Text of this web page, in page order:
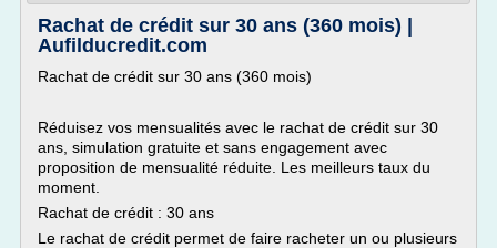
Rachat de crédit sur 30 ans (360 mois) |
Aufilducredit.com
Rachat de crédit sur 30 ans (360 mois)
Réduisez vos mensualités avec le rachat de crédit sur 30
ans, simulation gratuite et sans engagement avec
proposition de mensualité réduite. Les meilleurs taux du
moment.
Rachat de crédit : 30 ans
Le rachat de crédit permet de faire racheter un ou plusieurs